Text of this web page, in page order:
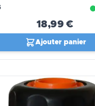
18,99 €
Ajouter panier